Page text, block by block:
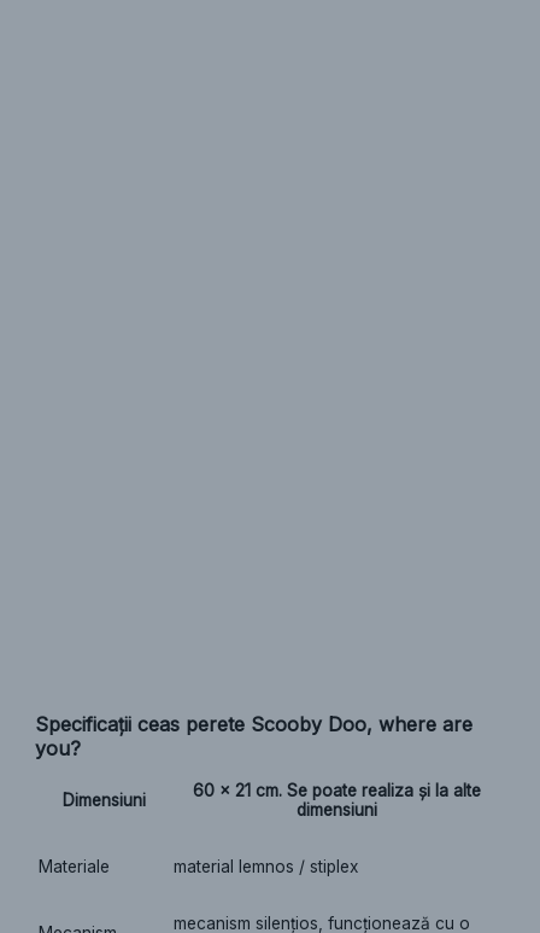
Specificații ceas perete Scooby Doo, where are
you?
Dimensiuni
60 x 21 cm. Se poate realiza și la alte
dimensiuni
Materiale material lemnos / stiplex
mecanism silențios, funcționează cu o